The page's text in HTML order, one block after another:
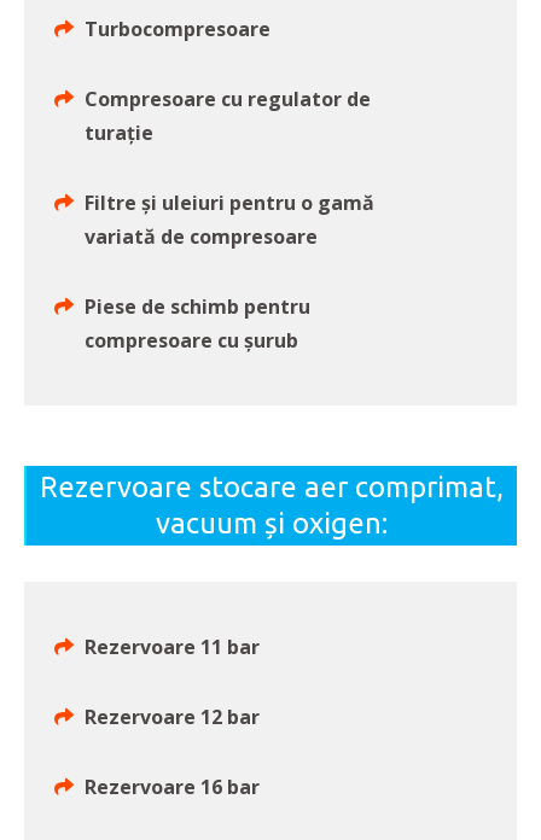
Turbocompresoare
Compresoare cu regulator de
turaţie
Filtre și uleiuri pentru o gamă
variată de compresoare
Piese de schimb pentru
compresoare cu șurub
Rezervoare stocare aer comprimat,
vacuum și oxigen:
Rezervoare 11 bar
Rezervoare 12 bar
Rezervoare 16 bar